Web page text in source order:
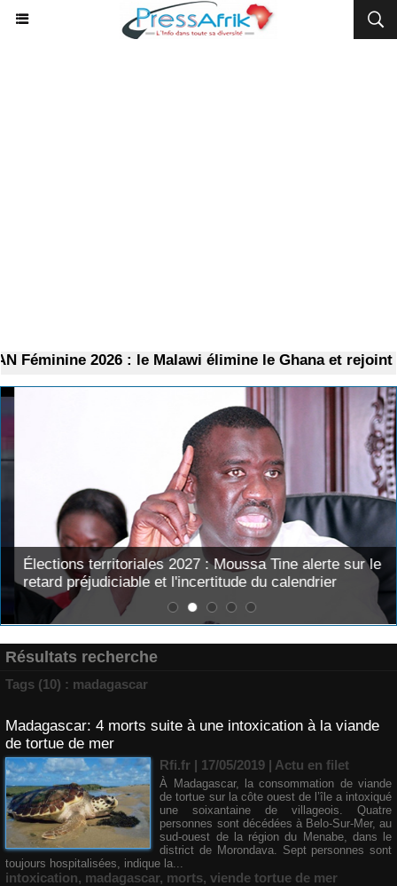
2026 : le Malawi élimine le Ghana et rejoint
Élections territoriales 2027 : Moussa Tine alerte sur le
retard préjudiciable et l'incertitude du calendrier
Résultats recherche
Tags (10) : madagascar
Madagascar: 4 morts suite à une intoxication à la viande
de tortue de mer
Rfi.fr | 17/05/2019 | Actu en filet
​À Madagascar, la consommation de viande
de tortue sur la côte ouest de l’île a intoxiqué
une soixantaine de villageois. Quatre
personnes sont décédées à Belo-Sur-Mer, au
sud-ouest de la région du Menabe, dans le
district de Morondava. Sept personnes sont
toujours hospitalisées, indique la...
intoxication, madagascar, morts, viende tortue de mer